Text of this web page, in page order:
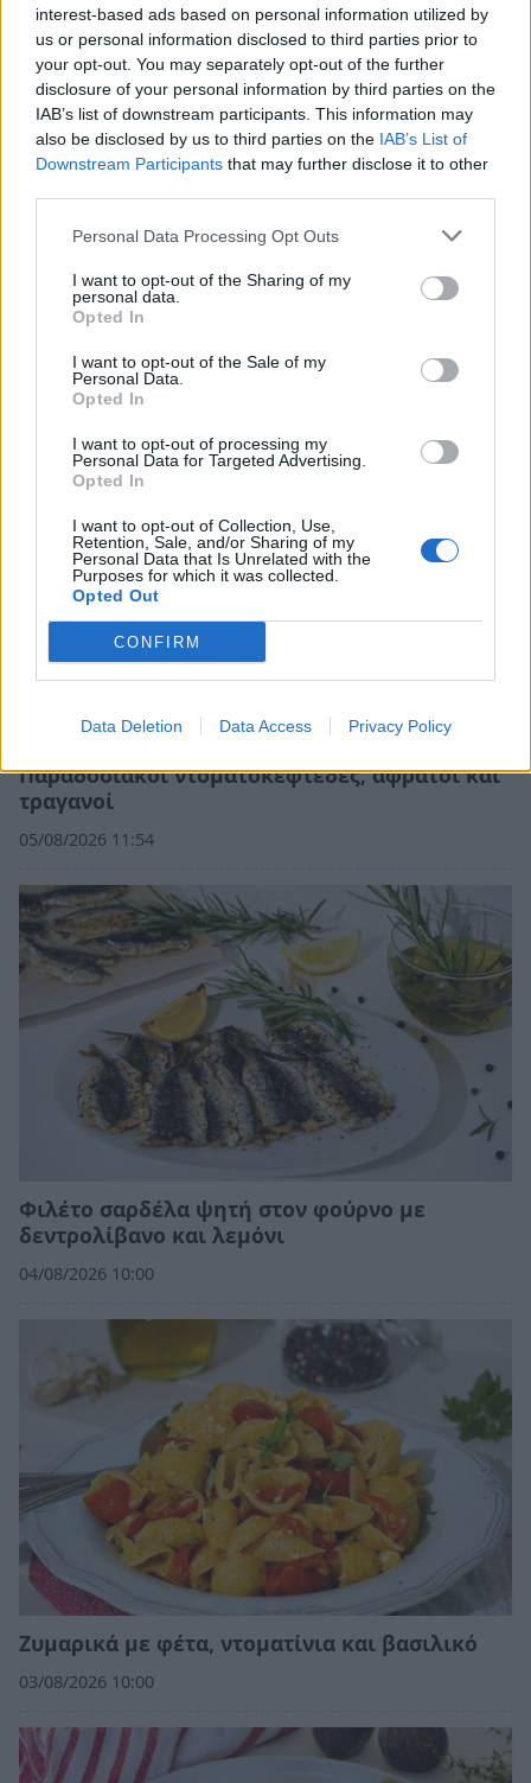
interest-based ads based on personal information utilized by
us or personal information disclosed to third parties prior to
your opt-out. You may separately opt-out of the further
disclosure of your personal information by third parties on the
IAB’s list of downstream participants. This information may
also be disclosed by us to third parties on the IAB’s List of
Downstream Participants that may further disclose it to other
Personal Data Processing Opt Outs
I want to opt-out of the Sharing of my
personal data.
Opted In
I want to opt-out of the Sale of my
Personal Data.
Opted In
I want to opt-out of processing my
Personal Data for Targeted Advertising.
Opted In
I want to opt-out of Collection, Use,
Retention, Sale, and/or Sharing of my
Personal Data that Is Unrelated with the
Purposes for which it was collected.
Opted Out
CONFIRM
Data Deletion Data Access Privacy Policy
βανίλιας
06/08/2026 10:00
Παραδοσιακοί ντοματοκεφτέδες, αφράτοι και
τραγανοί
05/08/2026 11:54
Φιλέτο σαρδέλα ψητή στον φούρνο με
δεντρολίβανο και λεμόνι
04/08/2026 10:00
Ζυμαρικά με φέτα, ντοματίνια και βασιλικό
03/08/2026 10:00